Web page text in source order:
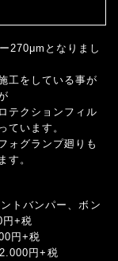
270μmとなりまし
工をしている事が
テクションフィル
ています。
ォグランプ廻りも
す。
トバンパー、ボン
+税
円+税
円+税